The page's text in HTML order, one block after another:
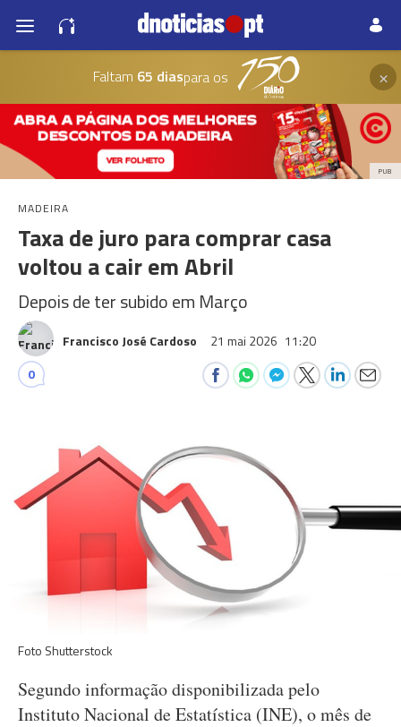
Faltam 65 diaspara os ×
PUB
MADEIRA
Taxa de juro para comprar casa
voltou a cair em Abril
Depois de ter subido em Março
Francisco José Cardoso 21 mai 2026 11:20
0
Foto Shutterstock
Segundo informação disponibilizada pelo
Instituto Nacional de Estatística (INE), o mês de